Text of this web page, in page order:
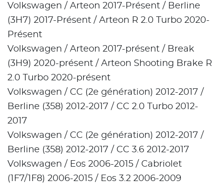
Volkswagen / Arteon 2017-Présent / Berline
(3H7) 2017-Présent / Arteon R 2.0 Turbo 2020-
Présent
Volkswagen / Arteon 2017-présent / Break
(3H9) 2020-présent / Arteon Shooting Brake R
2.0 Turbo 2020-présent
Volkswagen / CC (2e génération) 2012-2017 /
Berline (358) 2012-2017 / CC 2.0 Turbo 2012-
2017
Volkswagen / CC (2e génération) 2012-2017 /
Berline (358) 2012-2017 / CC 3.6 2012-2017
Volkswagen / Eos 2006-2015 / Cabriolet
(1F7/1F8) 2006-2015 / Eos 3.2 2006-2009